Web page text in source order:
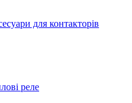
для контакторів
реле